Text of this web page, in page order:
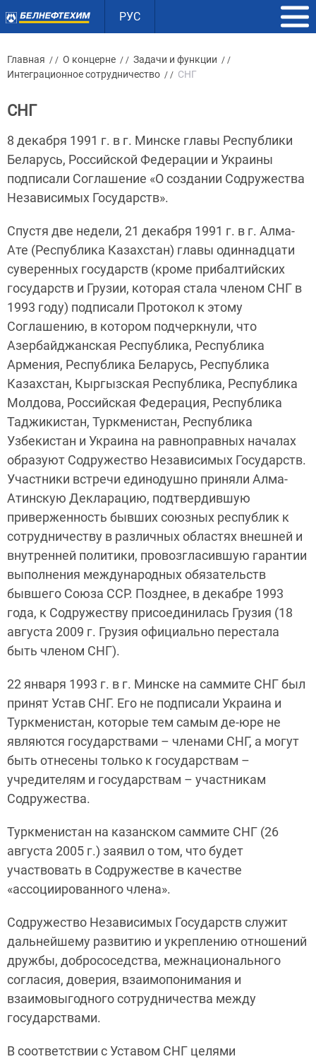
РУС
Главная / / О концерне / / Задачи и функции / /
Интеграционное сотрудничество / / СНГ
СНГ
8 декабря 1991 г. в г. Минске главы Республики
Беларусь, Российской Федерации и Украины
подписали Соглашение «О создании Содружества
Независимых Государств».
Спустя две недели, 21 декабря 1991 г. в г. Алма-
Ате (Республика Казахстан) главы одиннадцати
суверенных государств (кроме прибалтийских
государств и Грузии, которая стала членом СНГ в
1993 году) подписали Протокол к этому
Соглашению, в котором подчеркнули, что
Азербайджанская Республика, Республика
Армения, Республика Беларусь, Республика
Казахстан, Кыргызская Республика, Республика
Молдова, Российская Федерация, Республика
Таджикистан, Туркменистан, Республика
Узбекистан и Украина на равноправных началах
образуют Содружество Независимых Государств.
Участники встречи единодушно приняли Алма-
Атинскую Декларацию, подтвердившую
приверженность бывших союзных республик к
сотрудничеству в различных областях внешней и
внутренней политики, провозгласившую гарантии
выполнения международных обязательств
бывшего Союза ССР. Позднее, в декабре 1993
года, к Содружеству присоединилась Грузия (18
августа 2009 г. Грузия официально перестала
быть членом СНГ).
22 января 1993 г. в г. Минске на саммите СНГ был
принят Устав СНГ. Его не подписали Украина и
Туркменистан, которые тем самым де-юре не
являются государствами – членами СНГ, а могут
быть отнесены только к государствам –
учредителям и государствам – участникам
Содружества.
Туркменистан на казанском саммите СНГ (26
августа 2005 г.) заявил о том, что будет
участвовать в Содружестве в качестве
«ассоциированного члена».
Содружество Независимых Государств служит
дальнейшему развитию и укреплению отношений
дружбы, добрососедства, межнационального
согласия, доверия, взаимопонимания и
взаимовыгодного сотрудничества между
государствами.
В соответствии с Уставом СНГ целями